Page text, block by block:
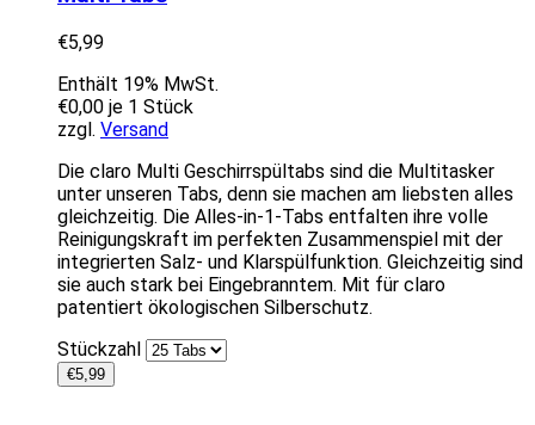
€5,99
Enthält 19% MwSt.
€0,00 je 1 Stück
zzgl. Versand
Die claro Multi Geschirrspültabs sind die Multitasker
unter unseren Tabs, denn sie machen am liebsten alles
gleichzeitig. Die Alles-in-1-Tabs entfalten ihre volle
Reinigungskraft im perfekten Zusammenspiel mit der
integrierten Salz- und Klarspülfunktion. Gleichzeitig sind
sie auch stark bei Eingebranntem. Mit für claro
patentiert ökologischen Silberschutz.
Stückzahl
€5,99